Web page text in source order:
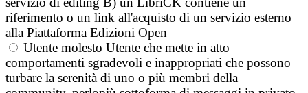
riferimento o un link all'acquisto di un servizio esterno
alla Piattaforma Edizioni Open
Utente molesto Utente che mette in atto
comportamenti sgradevoli e inappropriati che possono
turbare la serenità di uno o più membri della